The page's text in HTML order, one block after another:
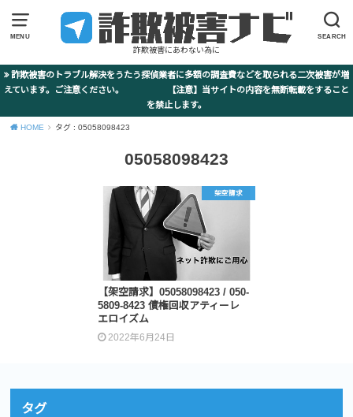
MENU SEARCH
詐欺被害にあわない為に
詐欺被害のトラブル解決をうたう探偵業者に多額の調査費などを取られる二次被害が増
えています。ご注意ください。 【注意】当サイトの内容を無断転載をすること
を禁止します。
HOME タグ : 05058098423
05058098423
架空請求
【架空請求】05058098423 / 050-
5809-8423 債権回収アティーレ
エロイズム
2022年6月24日
タグ